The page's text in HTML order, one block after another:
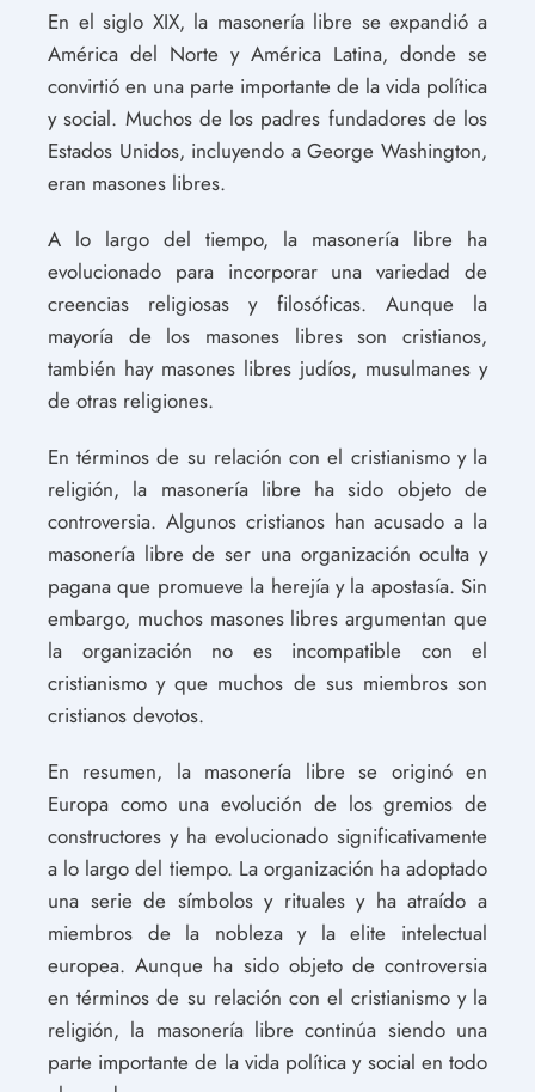
En el siglo XIX, la masonería libre se expandió a
América del Norte y América Latina, donde se
convirtió en una parte importante de la vida política
y social. Muchos de los padres fundadores de los
Estados Unidos, incluyendo a George Washington,
eran masones libres.
A lo largo del tiempo, la masonería libre ha
evolucionado para incorporar una variedad de
creencias religiosas y filosóficas. Aunque la
mayoría de los masones libres son cristianos,
también hay masones libres judíos, musulmanes y
de otras religiones.
En términos de su relación con el cristianismo y la
religión, la masonería libre ha sido objeto de
controversia. Algunos cristianos han acusado a la
masonería libre de ser una organización oculta y
pagana que promueve la herejía y la apostasía. Sin
embargo, muchos masones libres argumentan que
la organización no es incompatible con el
cristianismo y que muchos de sus miembros son
cristianos devotos.
En resumen, la masonería libre se originó en
Europa como una evolución de los gremios de
constructores y ha evolucionado significativamente
a lo largo del tiempo. La organización ha adoptado
una serie de símbolos y rituales y ha atraído a
miembros de la nobleza y la elite intelectual
europea. Aunque ha sido objeto de controversia
en términos de su relación con el cristianismo y la
religión, la masonería libre continúa siendo una
parte importante de la vida política y social en todo